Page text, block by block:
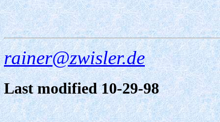
rainer@zwisler.de
Last modified 10-29-98